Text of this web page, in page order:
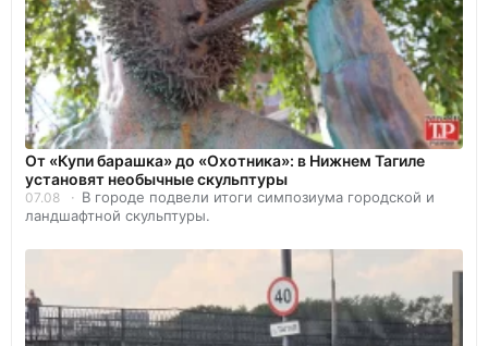
От «Купи барашка» до «Охотника»: в Нижнем Тагиле
установят необычные скульптуры
07.08
В городе подвели итоги симпозиума городской и
ландшафтной скульптуры.